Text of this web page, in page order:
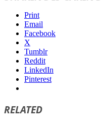
Print
Email
Facebook
X
Tumblr
Reddit
LinkedIn
Pinterest
RELATED